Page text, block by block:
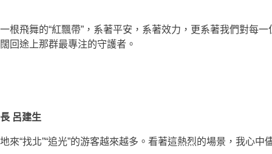
飛舞的“紅飄帶”，系著平安，系著效力，更系著我們對每一
回途上那群最專注的守護者。
呂建生
來“找北”“追光”的游客越來越多。看著這熱烈的場景，我心中